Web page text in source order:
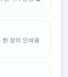
한 장의 인쇄용